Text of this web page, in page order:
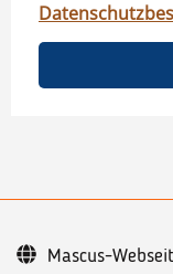
Mascus-